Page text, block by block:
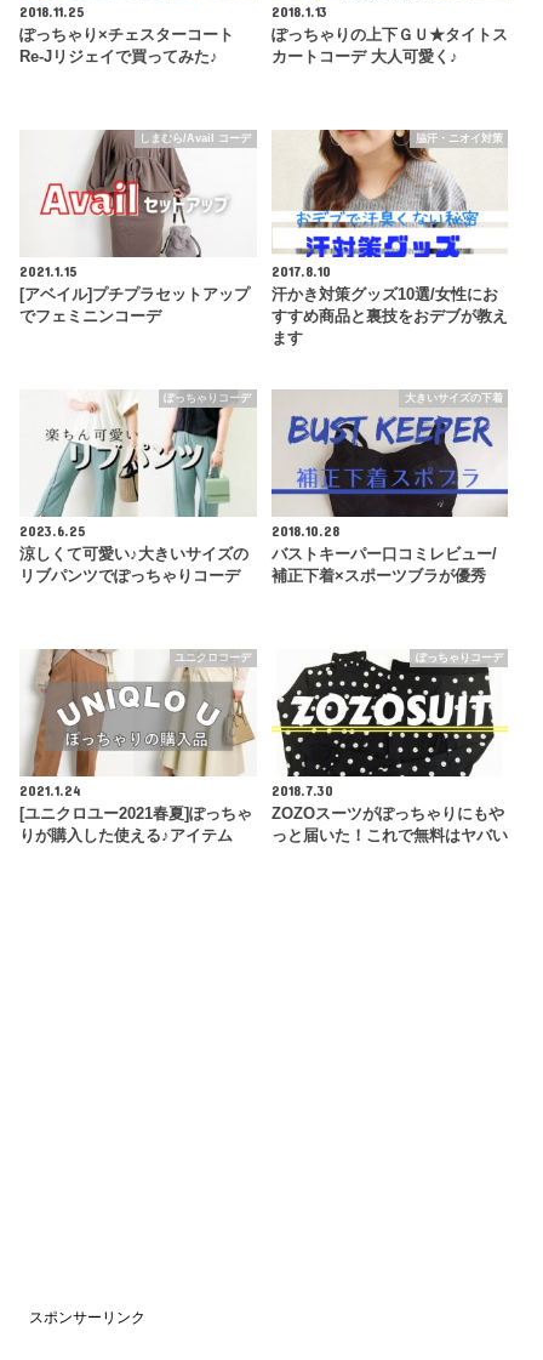
2018.11.25
ぽっちゃり×チェスターコート
Re-Jリジェイで買ってみた♪
2018.1.13
ぽっちゃりの上下ＧＵ★タイトス
カートコーデ 大人可愛く♪
しまむら/Avail コーデ
2021.1.15
[アベイル]プチプラセットアップ
でフェミニンコーデ
脇汗・ニオイ対策
2017.8.10
汗かき対策グッズ10選/女性にお
すすめ商品と裏技をおデブが教え
ます
ぽっちゃりコーデ
2023.6.25
涼しくて可愛い♪大きいサイズの
リブパンツでぽっちゃりコーデ
大きいサイズの下着
2018.10.28
バストキーパー口コミレビュー/
補正下着×スポーツブラが優秀
ユニクロコーデ
2021.1.24
[ユニクロユー2021春夏]ぽっちゃ
りが購入した使える♪アイテム
ぽっちゃりコーデ
2018.7.30
ZOZOスーツがぽっちゃりにもや
っと届いた！これで無料はヤバい
スポンサーリンク